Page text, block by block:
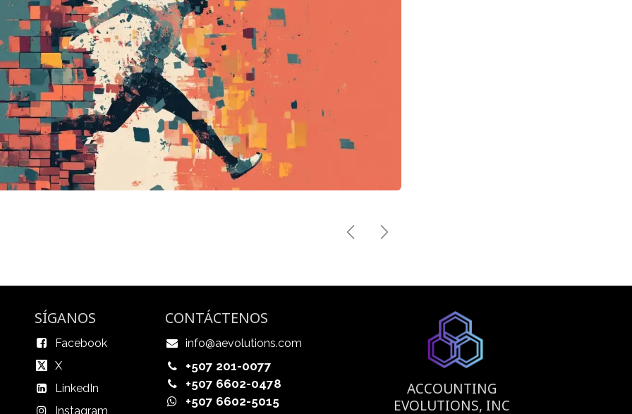
PreviousNext
SÍGANOS
Facebook
X
LinkedIn
Instagram
CONTÁCTENOS
info@aevolutions.com
+507 201-0077
+507 6602-0478
+507 6602-5015
ACCOUNTING
EVOLUTIONS, INC